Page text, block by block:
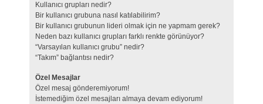
Kullanıcı grupları nedir?
Bir kullanıcı grubuna nasıl katılabilirim?
Bir kullanıcı grubunun lideri olmak için ne yapmam gerek?
Neden bazı kullanıcı grupları farklı renkte görünüyor?
“Varsayılan kullanıcı grubu” nedir?
“Takım” bağlantısı nedir?
Özel Mesajlar
Özel mesaj gönderemiyorum!
İstemediğim özel mesajları almaya devam ediyorum!